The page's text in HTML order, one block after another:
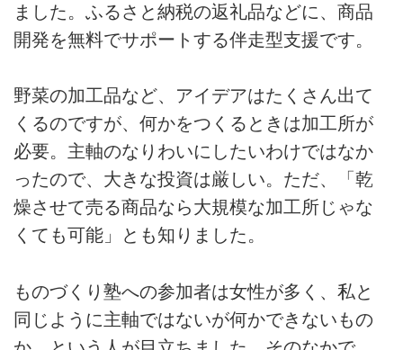
50代のいまも、日々、あたらしい
自分を発見しているそう。今回は
「だれもが暮らしのクリエイタ
ました。ふるさと納税の返礼品などに、商品
開発を無料でサポートする伴走型支援です。
野菜の加工品など、アイデアはたくさん出て
くるのですが、何かをつくるときは加工所が
必要。主軸のなりわいにしたいわけではなか
ったので、大きな投資は厳しい。ただ、「乾
燥させて売る商品なら大規模な加工所じゃな
くても可能」とも知りました。
ものづくり塾への参加者は女性が多く、私と
同じように主軸ではないが何かできないもの